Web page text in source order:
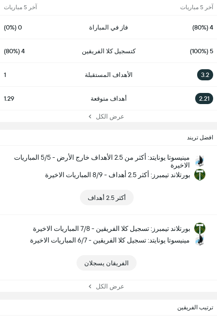
آخر 5 مباريات آخر 5 مباريات
4 (80%) فاز في المباراة 0 (0%)
5 (100%) كتسجيل كلا الفريقين 4 (80%)
3.2 الأهداف المستقبلة 1
2.21 أهداف متوقعة 1.29
عرض الكل
افضل تريند
مينيسوتا يونايتد: أكثر من 2.5 الأهداف خارج الأرض - 5/5 المباريات
الاخيرة
بورتلاند تيمبرز: أكثر 2.5 أهداف - 8/9 المباريات الاخيرة
أكثر 2.5 أهداف
بورتلاند تيمبرز: تسجيل كلا الفريقين - 7/8 المباريات الاخيرة
مينيسوتا يونايتد: تسجيل كلا الفريقين - 6/7 المباريات الاخيرة
الفريقان يسجلان
عرض الكل
ترتيب الفريقين